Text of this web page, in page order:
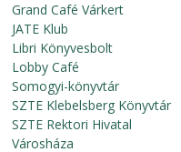
Grand Café Várkert
JATE Klub
Libri Könyvesbolt
Lobby Café
Somogyi-könyvtár
SZTE Klebelsberg Könyvtár
SZTE Rektori Hivatal
Városháza